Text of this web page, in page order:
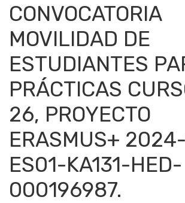
CONVOCATORIA
MOVILIDAD DE
ESTUDIANTES
PRÁCTICAS
26, PROYECTO
ERASMUS+
ES01-KA131-HED-
000196987.